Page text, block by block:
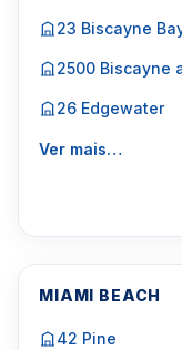
23 Biscayne
2500 Biscayne
26 Edgewater
Ver mais…
MIAMI BEACH
42 Pine